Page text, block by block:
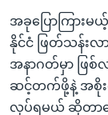
အခုပြောကြားမ
နိုင်ငံ ဖြတ်သန်းလ
အနာဂတ်မှာ ဖြစ်
ဆင့်တက်ဖို့နဲ့ အစို
လုပ်ရမယ် ဆိုတာတွ